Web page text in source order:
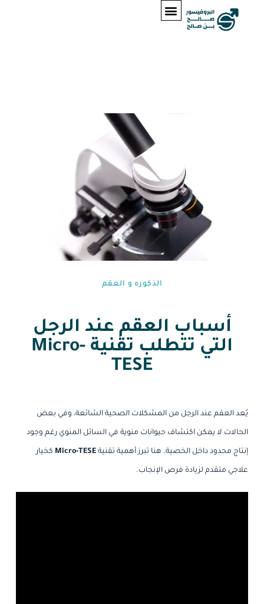
الذكوره و العقم⁩
أسباب العقم عند الرجل
التي تتطلب تقنية Micro-
TESE
يُعد العقم عند الرجل من المشكلات الصحية الشائعة، وفي بعض
الحالات لا يمكن اكتشاف حيوانات منوية في السائل المنوي رغم وجود
إنتاج محدود داخل الخصية. هنا تبرز أهمية تقنية Micro-TESE كخيار
علاجي متقدم لزيادة فرص الإنجاب.